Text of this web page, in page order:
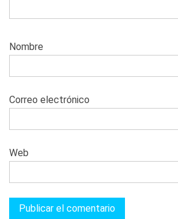
Nombre
Correo electrónico
Web